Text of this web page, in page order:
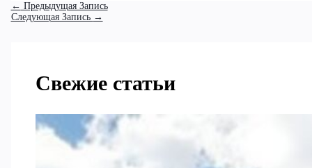
← Предыдущая Запись
Следующая Запись →
Свежие статьи